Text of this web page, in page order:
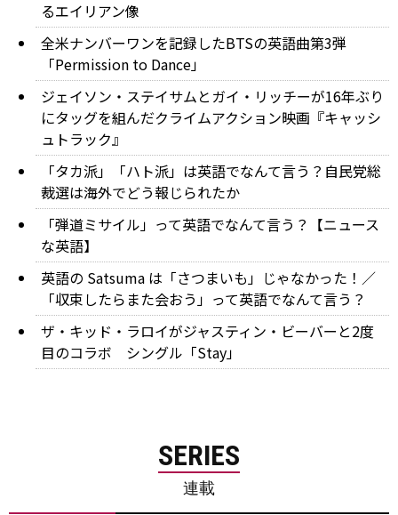
るエイリアン像
全米ナンバーワンを記録したBTSの英語曲第3弾
「Permission to Dance」
ジェイソン・ステイサムとガイ・リッチーが16年ぶり
にタッグを組んだクライムアクション映画『キャッシ
ュトラック』
「タカ派」「ハト派」は英語でなんて言う？自民党総
裁選は海外でどう報じられたか
「弾道ミサイル」って英語でなんて言う？【ニュース
な英語】
英語の Satsuma は「さつまいも」じゃなかった！／
「収束したらまた会おう」って英語でなんて言う？
ザ・キッド・ラロイがジャスティン・ビーバーと2度
目のコラボ シングル「Stay」
SERIES
連載